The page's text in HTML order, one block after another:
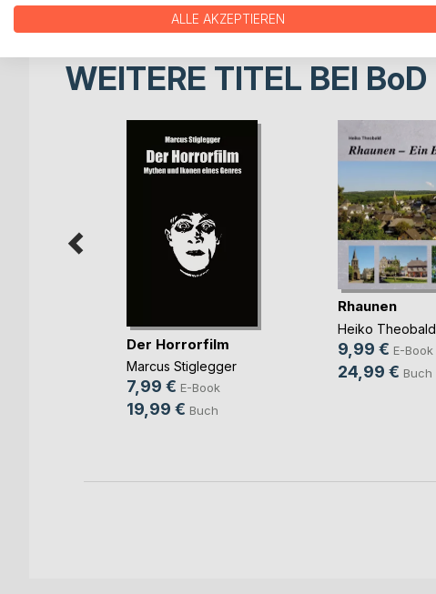
WEITERE TITEL BEI BoD
Der Horrorfilm
Marcus Stiglegger
7,99 € E-Book
19,99 € Buch
Rhaunen
Heiko Theobald
9,99 € E-Book
24,99 € Buch
ALLE AKZEPTIEREN